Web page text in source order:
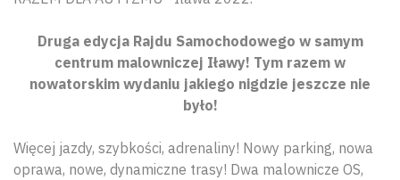
Druga edycja Rajdu Samochodowego w samym
centrum malowniczej Iławy! Tym razem w
nowatorskim wydaniu jakiego nigdzie jeszcze nie
było!
Więcej jazdy, szybkości, adrenaliny! Nowy parking, nowa
oprawa, nowe, dynamiczne trasy! Dwa malownicze OS,